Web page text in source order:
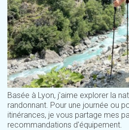
Basée à Lyon, j'aime explorer la
randonnant. Pour une journée ou
itinérances, je vous partage mes
recommandations d'équipement.